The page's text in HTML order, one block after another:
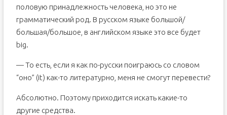
половую принадлежность человека, но это не
грамматический род. В русском языке большой/
большая/большое, в английском языке это все будет
big.
— То есть, если я как по-русски поиграюсь со словом
“оно” (it) как-то литературно, меня не смогут перевести?
Абсолютно. Поэтому приходится искать какие-то
другие средства.